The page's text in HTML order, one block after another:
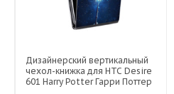
Дизайнерский вертикальный
чехол-книжка для HTC Desire
601 Harry Potter Гарри Поттер